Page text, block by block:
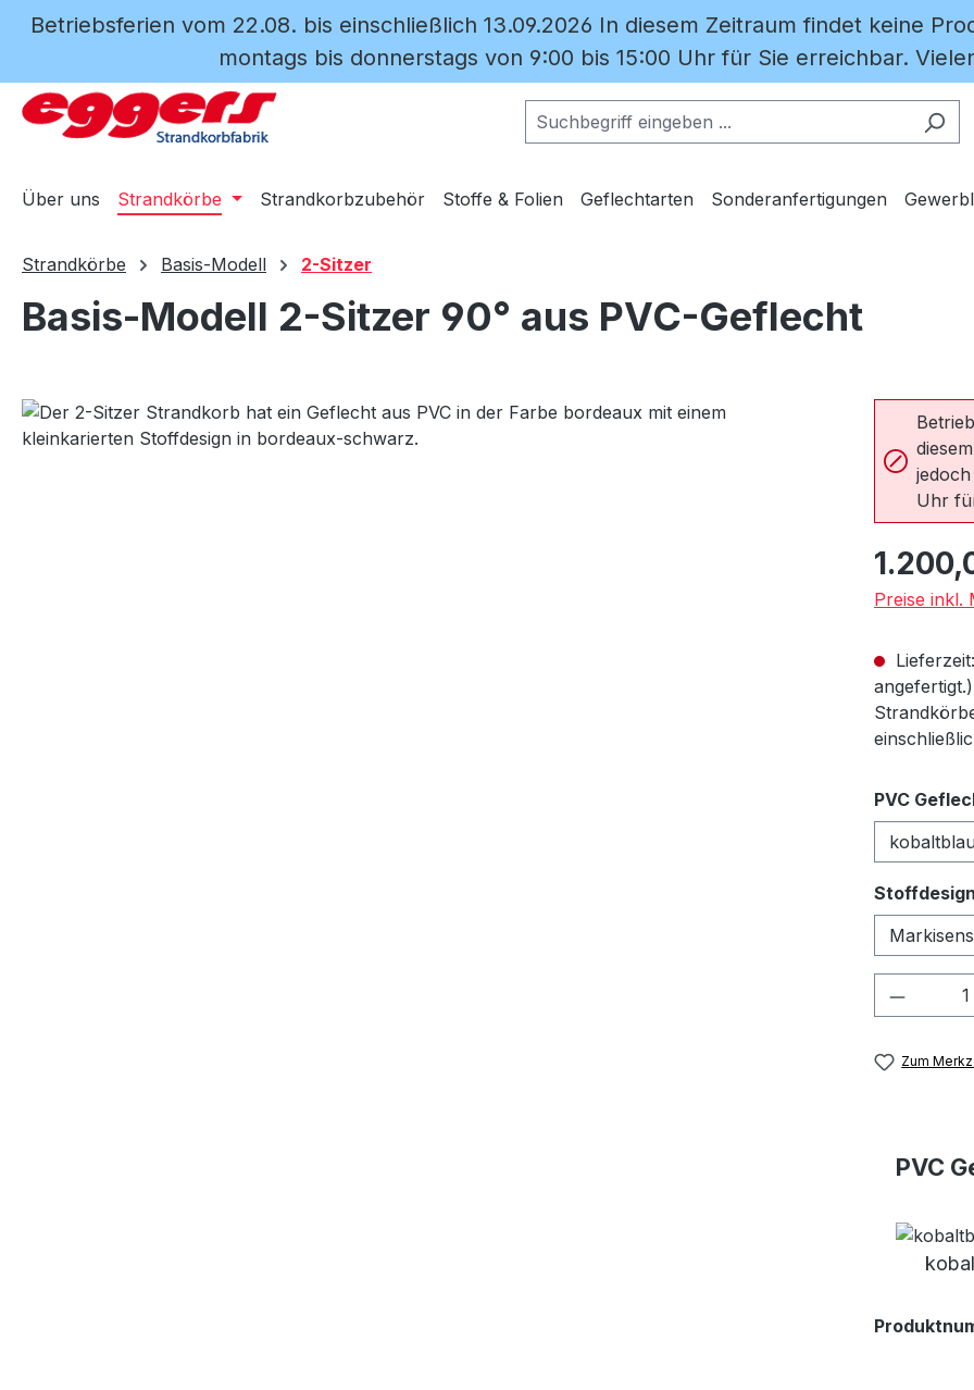
Hauptinhalt springen
Zur Suche springen
Zur Hauptnavigation springen
Betriebsferien vom 22.08. bis einschließlich 13.09.2026 In diesem Zeitraum findet keine
montags bis donnerstags von 9:00 bis 15:00 Uhr für Sie erreichbar.
Über uns Strandkörbe Strandkorbzubehör Stoffe & Folien Geflechtarten Sonderanfertigungen
Strandkörbe Basis-Modell 2-Sitzer
Basis-Modell 2-Sitzer 90° aus PVC-Geflecht
Bildergalerie überspringen
Uhr
Regulärer
Preise inkl.
PVC
Stoffdesign
Zum
PVC